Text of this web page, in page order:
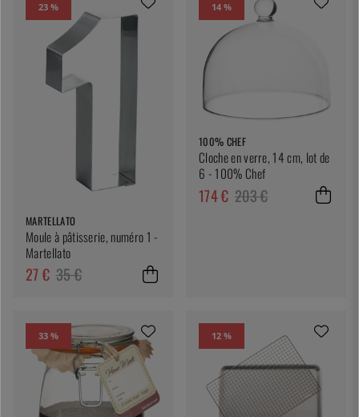
23 %
MARTELLATO
Moule à pâtisserie, numéro 1 -
Martellato
27 € 35 €
14 %
100% CHEF
Cloche en verre, 14 cm, lot de
6 - 100% Chef
174 € 203 €
33 % 12 %